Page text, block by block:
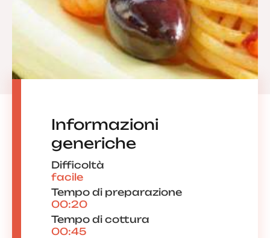
Informazioni
generiche
Difficoltà
facile
Tempo di preparazione
00:20
Tempo di cottura
00:45